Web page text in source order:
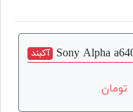
آکبند
تومان